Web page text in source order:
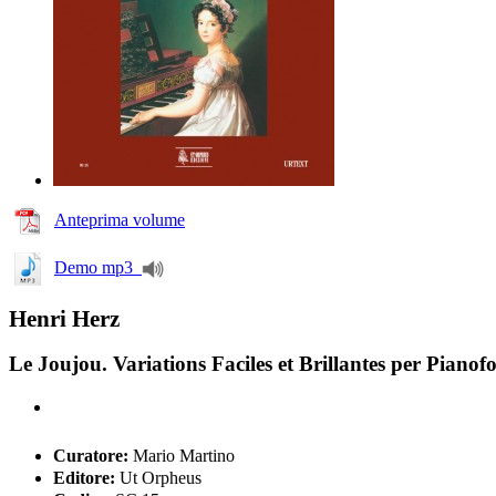
Anteprima volume
Demo mp3
Henri Herz
Le Joujou. Variations Faciles et Brillantes per
Curatore: Mario Martino
Editore: Ut Orpheus